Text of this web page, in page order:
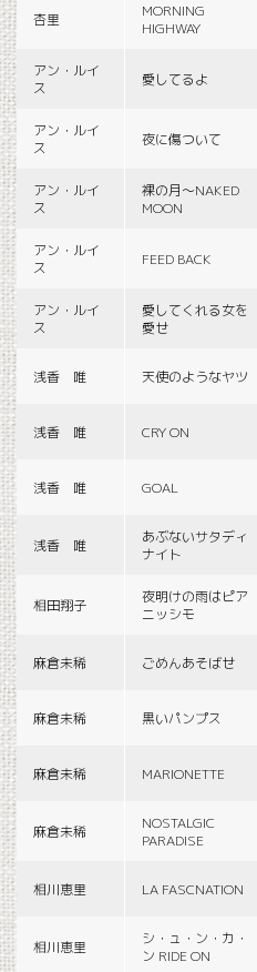
杏里
MORNING
HIGHWAY
アン・ルイ
ス
愛してるよ
アン・ルイ
ス
夜に傷ついて
アン・ルイ
ス
裸の月〜NAKED
MOON
アン・ルイ
ス
FEED BACK
アン・ルイ
ス
愛してくれる女を
愛せ
浅香 唯 天使のようなヤツ
浅香 唯 CRY ON
浅香 唯 GOAL
浅香 唯
あぶないサタディ
ナイト
相田翔子
夜明けの雨はピア
ニッシモ
麻倉未稀 ごめんあそばせ
麻倉未稀 黒いパンプス
麻倉未稀 MARIONETTE
麻倉未稀
NOSTALGIC
PARADISE
相川恵里 LA FASCNATION
相川恵里
シ・ュ・ン・カ・
ン RIDE ON